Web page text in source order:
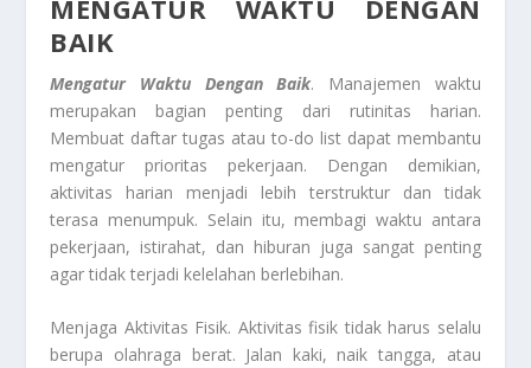
MENGATUR WAKTU DENGAN
BAIK
Mengatur Waktu Dengan Baik. Manajemen waktu
merupakan bagian penting dari rutinitas harian.
Membuat daftar tugas atau to-do list dapat membantu
mengatur prioritas pekerjaan. Dengan demikian,
aktivitas harian menjadi lebih terstruktur dan tidak
terasa menumpuk. Selain itu, membagi waktu antara
pekerjaan, istirahat, dan hiburan juga sangat penting
agar tidak terjadi kelelahan berlebihan.
Menjaga Aktivitas Fisik. Aktivitas fisik tidak harus selalu
berupa olahraga berat. Jalan kaki, naik tangga, atau